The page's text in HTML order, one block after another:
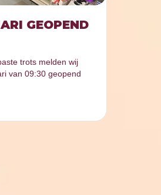
GEOPEND
trots melden wij
van 09:30 geopend